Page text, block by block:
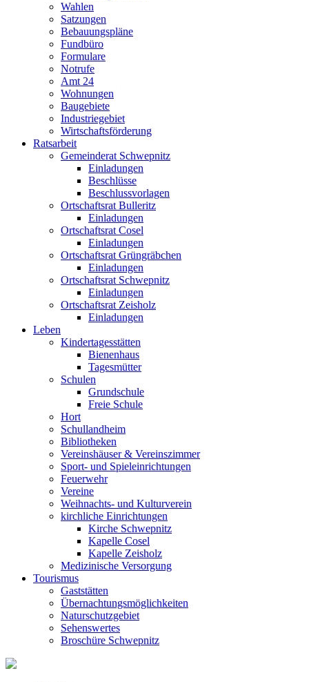
Wahlen
Satzungen
Bebauungspläne
Fundbüro
Formulare
Notrufe
Amt 24
Wohnungen
Baugebiete
Industriegebiet
Wirtschaftsförderung
Ratsarbeit
Gemeinderat Schwepnitz
Einladungen
Beschlüsse
Beschlussvorlagen
Ortschaftsrat Bulleritz
Einladungen
Ortschaftsrat Cosel
Einladungen
Ortschaftsrat Grüngräbchen
Einladungen
Ortschaftsrat Schwepnitz
Einladungen
Ortschaftsrat Zeisholz
Einladungen
Leben
Kindertagesstätten
Bienenhaus
Tagesmütter
Schulen
Grundschule
Freie Schule
Hort
Schullandheim
Bibliotheken
Vereinshäuser & Vereinszimmer
Sport- und Spieleinrichtungen
Feuerwehr
Vereine
Weihnachts- und Kulturverein
kirchliche Einrichtungen
Kirche Schwepnitz
Kapelle Cosel
Kapelle Zeisholz
Medizinische Versorgung
Tourismus
Gaststätten
Übernachtungsmöglichkeiten
Naturschutzgebiet
Sehenswertes
Broschüre Schwepnitz